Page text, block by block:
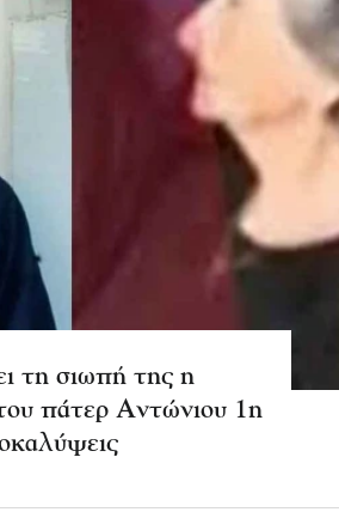
τη σιωπή της η
πάτερ Αντώνιου 1η